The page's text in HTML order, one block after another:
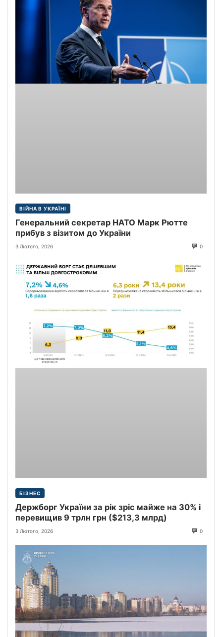
ВІЙНА В УКРАЇНІ
Генеральний секретар НАТО Марк Рютте
прибув з візитом до України
3 Лютого, 2026 0
БІЗНЕС
Держборг України за рік зріс майже на 30% і
перевищив 9 трлн грн ($213,3 млрд)
3 Лютого, 2026 0